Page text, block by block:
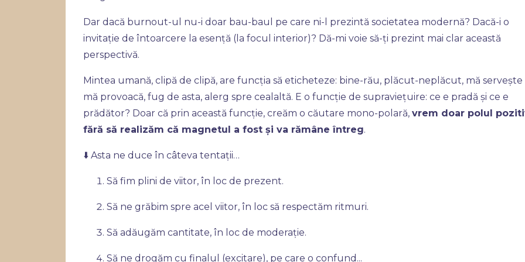
Dar dacă burnout-ul nu-i doar bau-baul pe care ni-l prezintă societatea modernă? Dacă-i o
invitație de întoarcere la esență (la focul interior)? Dă-mi voie să-ți prezint mai clar această
perspectivă.
Mintea umană, clipă de clipă, are funcția să eticheteze: bine-rău, plăcut-neplăcut, mă servește
mă provoacă, fug de asta, alerg spre cealaltă. E o funcție de supraviețuire: ce e pradă și ce e
prădător? Doar că prin această funcție, creăm o căutare mono-polară, vrem doar polul
fără să realizăm că magnetul a fost și va rămâne întreg.
⬇️ Asta ne duce în câteva tentații…
Să fim plini de viitor, în loc de prezent.
Să ne grăbim spre acel viitor, în loc să respectăm ritmuri.
Să adăugăm cantitate, în loc de moderație.
Să ne drogăm cu finalul (excitare), pe care o confund ...